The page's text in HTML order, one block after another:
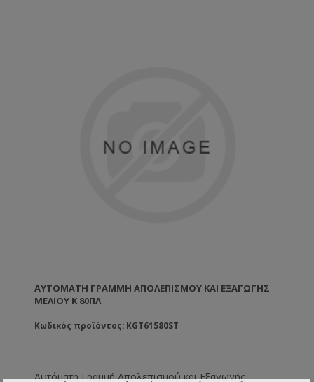
ΑΥΤΌΜΑΤΗ ΓΡΑΜΜΉ ΑΠΟΛΕΠΙΣΜΟΎ ΚΑΙ ΕΞΑΓΩΓΉΣ
ΜΕΛΙΟΎ K 80ΠΛ
Κωδικός προϊόντος: KGT61580ST
Αυτόματη Γραμμή Απολεπισμού και Εξαγωγής